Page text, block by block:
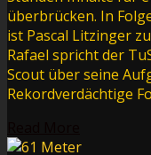
überbrücken. In
ist Pascal Litzinger
Rafael spricht der
Scout über seine
Rekordverdächtige